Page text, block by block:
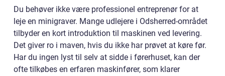
Du behøver ikke være professionel entreprenør for at
leje en minigraver. Mange udlejere i Odsherred-området
tilbyder en kort introduktion til maskinen ved levering.
Det giver ro i maven, hvis du ikke har prøvet at køre før.
Har du ingen lyst til selv at sidde i førerhuset, kan der
ofte tilkøbes en erfaren maskinfører, som klarer